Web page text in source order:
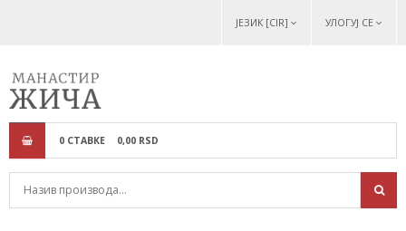
ЈЕЗИК [CIR] УЛОГУЈ СЕ
0 СТАВКЕ 0,00 RSD